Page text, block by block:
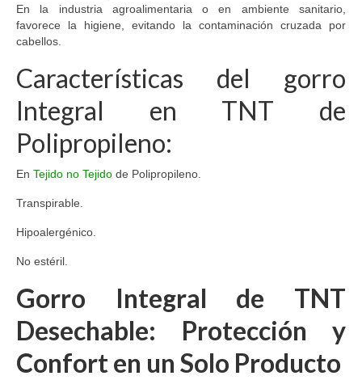
En la industria agroalimentaria o en ambiente sanitario,
favorece la higiene, evitando la contaminación cruzada por
cabellos.
Características del gorro
Integral en TNT de
Polipropileno:
En Tejido no Tejido de Polipropileno.
Transpirable.
Hipoalergénico.
No estéril.
Gorro Integral de TNT
Desechable: Protección y
Confort en un Solo Producto